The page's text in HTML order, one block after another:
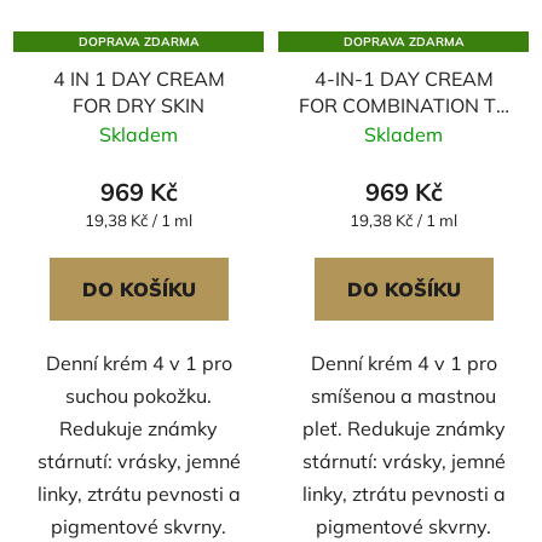
DOPRAVA ZDARMA
4 IN 1 DAY CREAM
FOR DRY SKIN
Skladem
969 Kč
Měrná
19,38 Kč / 1 ml
DO KOŠÍKU
Denní krém 4 v 1 pro
suchou pokožku.
Redukuje známky
stárnutí: vrásky, jemné
linky, ztrátu pevnosti a
pigmentové skvrny.
DOPRAVA ZDARMA
4-IN-1 DAY CREAM
FOR COMBINATION TO
OILY SKIN
Skladem
969 Kč
Měrná
19,38 Kč / 1 ml
DO KOŠÍKU
Denní krém 4 v 1 pro
smíšenou a mastnou
pleť. Redukuje známky
stárnutí: vrásky, jemné
linky, ztrátu pevnosti a
pigmentové skvrny.